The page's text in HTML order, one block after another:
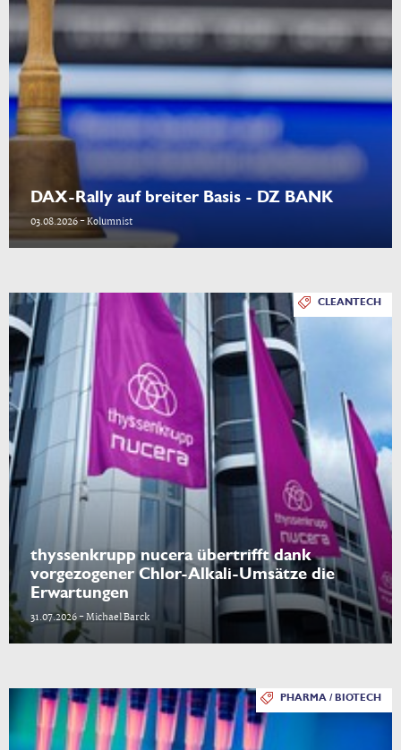
DAX-Rally auf breiter Basis - DZ BANK
03.08.2026 - Kolumnist
CLEANTECH
thyssenkrupp nucera übertrifft dank
vorgezogener Chlor-Alkali-Umsätze die
Erwartungen
31.07.2026 - Michael Barck
PHARMA / BIOTECH